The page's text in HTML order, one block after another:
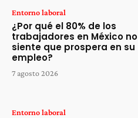
Entorno laboral
¿Por qué el 80% de los
trabajadores en México no
siente que prospera en su
empleo?
7 agosto 2026
Entorno laboral